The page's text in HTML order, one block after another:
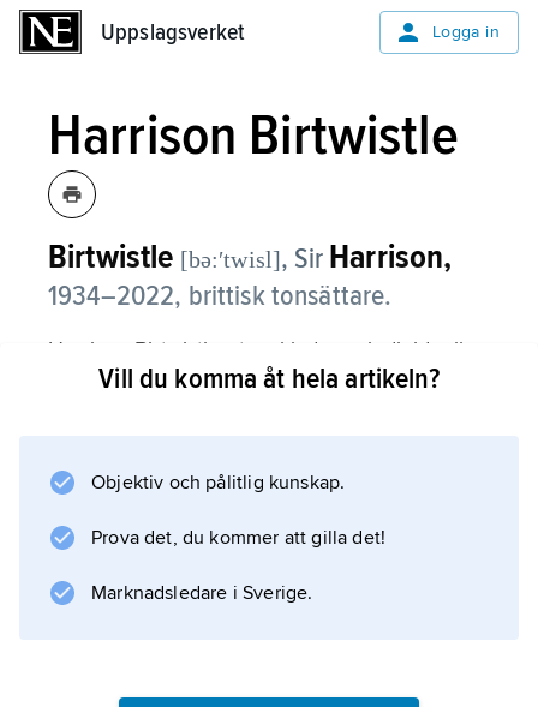
Uppslagsverket Logga in
Harrison Birtwistle
Birtwistle [bə:ʹtwisl], Sir Harrison,
1934–2022, brittisk tonsättare.
Harrison Birtwistle utvecklade en individuell
stil med utgångspunkt hos Varèse och
Vill du komma åt hela artikeln?
Objektiv och pålitlig kunskap.
Prova det, du kommer att gilla det!
Marknadsledare i Sverige.